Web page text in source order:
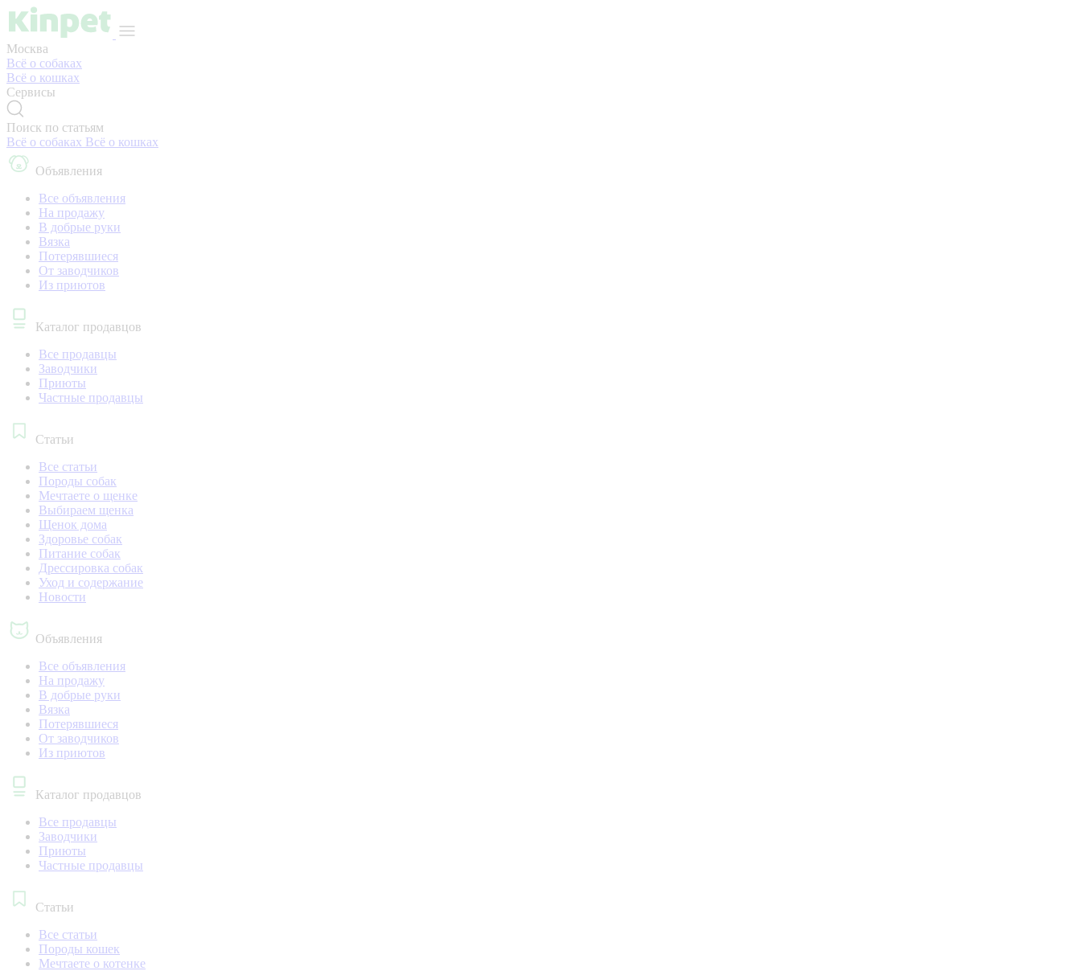
Москва
Всё о собаках
Всё о кошках
Сервисы
Поиск по статьям
Всё о собаках Всё о кошках
Объявления
Все объявления
На продажу
В добрые руки
Вязка
Потерявшиеся
От заводчиков
Из приютов
Каталог продавцов
Все продавцы
Заводчики
Приюты
Частные продавцы
Статьи
Все статьи
Породы собак
Мечтаете о щенке
Выбираем щенка
Щенок дома
Здоровье собак
Питание собак
Дрессировка собак
Уход и содержание
Новости
Объявления
Все объявления
На продажу
В добрые руки
Вязка
Потерявшиеся
От заводчиков
Из приютов
Каталог продавцов
Все продавцы
Заводчики
Приюты
Частные продавцы
Статьи
Все статьи
Породы кошек
Мечтаете о котенке